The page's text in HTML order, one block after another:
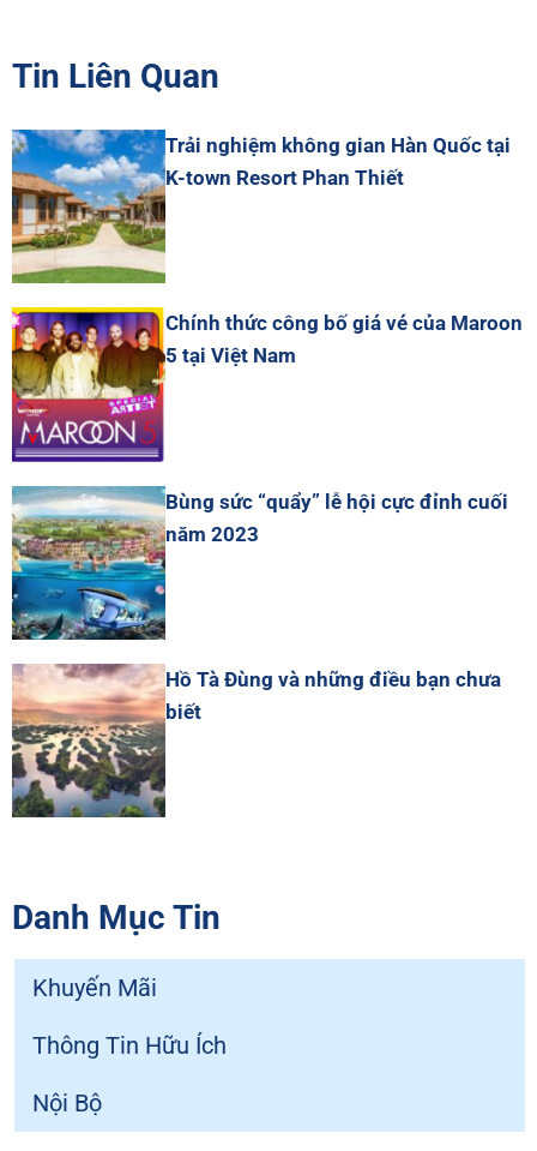
Tin Liên Quan
Trải nghiệm không gian Hàn Quốc tại
K-town Resort Phan Thiết
Chính thức công bố giá vé của Maroon
5 tại Việt Nam
Bùng sức “quẩy” lễ hội cực đỉnh cuối
năm 2023
Hồ Tà Đùng và những điều bạn chưa
biết
Danh Mục Tin
Khuyến Mãi
Thông Tin Hữu Ích
Nội Bộ